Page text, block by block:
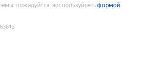
пожалуйста, воспользуйтесьформой